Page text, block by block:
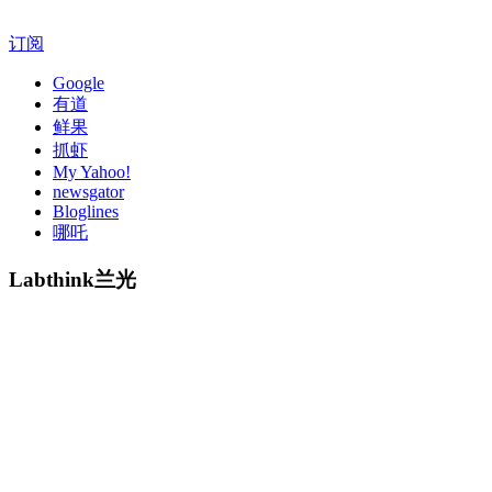
订阅
Google
有道
鲜果
抓虾
My Yahoo!
newsgator
Bloglines
哪吒
Labthink兰光